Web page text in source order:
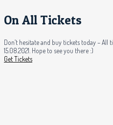
On All Tickets
Don’t hesitate and buy tickets today – All
15.08.2021. Hope to see you there :)
Get Tickets